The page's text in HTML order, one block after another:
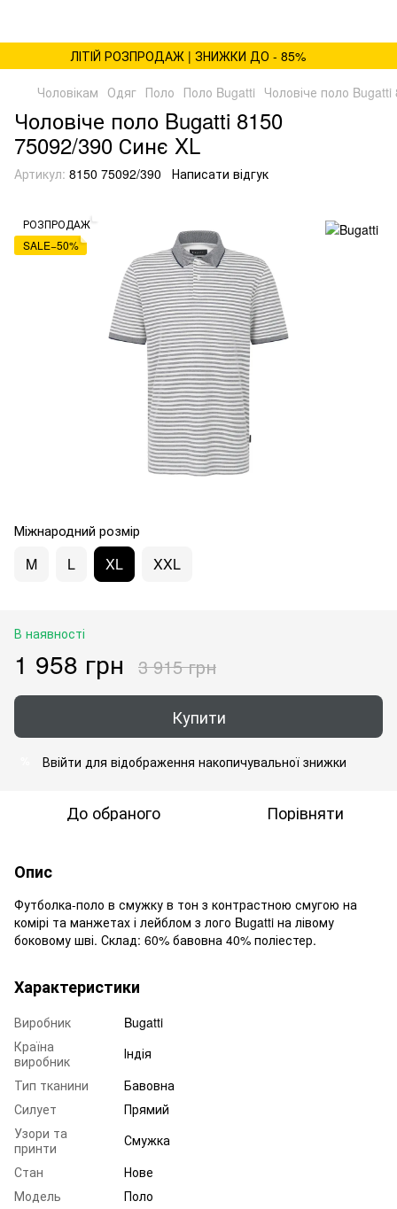
ЛІТІЙ РОЗПРОДАЖ | ЗНИЖКИ ДО - 85%
Чоловікам Одяг Поло Поло Bugatti Чоловіче поло
Чоловіче поло Bugatti 8150
75092/390 Синє XL
Артикул: 8150 75092/390 Написати відгук
РОЗПРОДАЖ
SALE−50%
Міжнародний розмір
M L XL XXL
В наявності
1 958 грн 3 915 грн
Купити
Ввійти для відображення накопичувальної знижки
До обраного Порівняти
Опис
Футболка-поло в смужку в тон з контрастною смугою на
комірі та манжетах і лейблом з лого Bugatti на лівому
боковому шві. Склад: 60% бавовна 40% поліестер.
Характеристики
Виробник
Bugatti
Країна
виробник
Індія
Тип тканини
Бавовна
Силует
Прямий
Узори та
принти
Смужка
Стан
Нове
Модель
Поло